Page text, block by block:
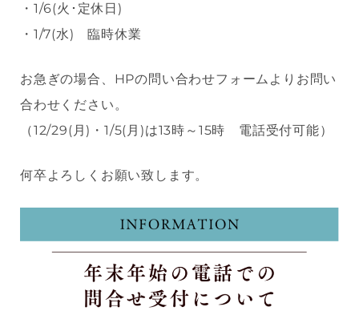
・1/6(火･定休日)
・1/7(水) 臨時休業
お急ぎの場合、HPの問い合わせフォームよりお問い
合わせください。
（12/29(月)・1/5(月)は13時～15時 電話受付可能）
何卒よろしくお願い致します。